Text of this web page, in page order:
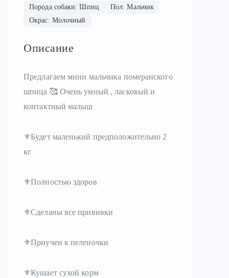
Порода собаки: Шпиц
Пол: Мальчик
Окрас: Молочный
Описание
Предлагаем мини мальчика померанского
шпица 🥰 Очень умный , ласковый и
контактный малыш
⚜️Будет маленький предположительно 2
кг
⚜️Полностью здоров
⚜️Сделаны все прививки
⚜️Приучен к пеленочки
⚜️Кушает сухой корм